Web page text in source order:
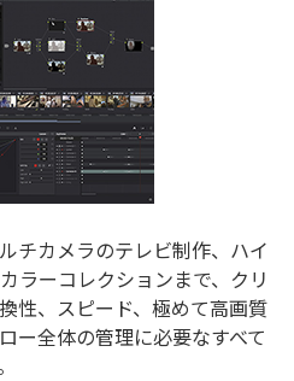
チカメラのテレビ制作、ハイ
ラーコレクションまで、クリ
性、スピード、極めて高画質
ー全体の管理に必要なすべて